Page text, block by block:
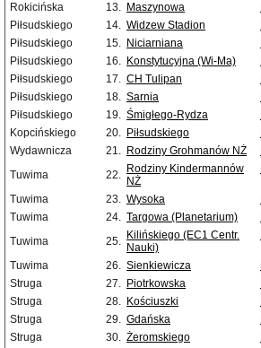
Rokicińska
13. Maszynowa
Piłsudskiego
14. Widzew Stadion
Piłsudskiego
15. Niciarniana
Piłsudskiego
16. Konstytucyjna (Wi-Ma)
Piłsudskiego
17. CH Tulipan
Piłsudskiego
18. Sarnia
Piłsudskiego
19. Śmigłego-Rydza
Kopcińskiego
20. Piłsudskiego
Wydawnicza
21. Rodziny Grohmanów NŻ
Tuwima
22. Rodziny Kindermannów
NŻ
Tuwima 23. Wysoka
Tuwima
24. Targowa (Planetarium)
Tuwima
25. Kilińskiego (EC1 Centr.
Nauki)
Tuwima 26. Sienkiewicza
Struga
27. Piotrkowska
Struga
28. Kościuszki
Struga
29. Gdańska
Struga
30. Żeromskiego